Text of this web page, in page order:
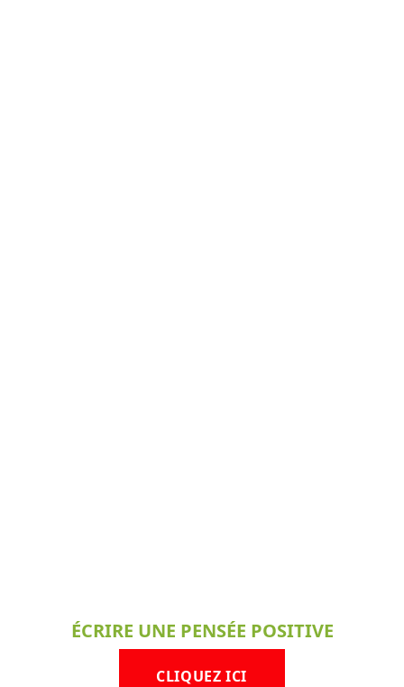
ÉCRIRE UNE PENSÉE POSITIVE
CLIQUEZ ICI